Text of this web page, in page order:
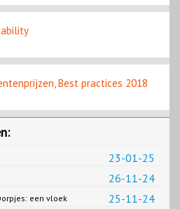
Best practices 2018
23-01-25
26-11-24
25-11-24
een vloek